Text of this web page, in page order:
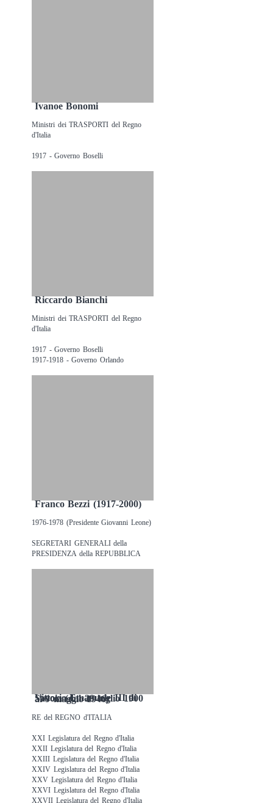
Ivanoe Bonomi
Ministri dei TRASPORTI del Regno
d'Italia
1917 - Governo Boselli
Riccardo Bianchi
Ministri dei TRASPORTI del Regno
d'Italia
1917 - Governo Boselli
1917-1918 - Governo Orlando
Franco Bezzi (1917-2000)
1976-1978 (Presidente Giovanni Leone)
SEGRETARI GENERALI della
PRESIDENZA della REPUBBLICA
Vittorio Emanuele III di Savoia (dal 29 luglio 1900 al 9 maggio 1946)
RE del REGNO d'ITALIA
XXI Legislatura del Regno d'Italia
XXII Legislatura del Regno d'Italia
XXIII Legislatura del Regno d'Italia
XXIV Legislatura del Regno d'Italia
XXV Legislatura del Regno d'Italia
XXVI Legislatura del Regno d'Italia
XXVII Legislatura del Regno d'Italia